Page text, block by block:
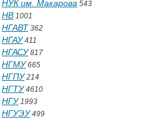
НУК им. Макарова 543
НВ 1001
НГАВТ 362
НГАУ411
НГАСУ817
НГМУ665
НГПУ214
НГТУ4610
НГУ1993
НГУЭУ499